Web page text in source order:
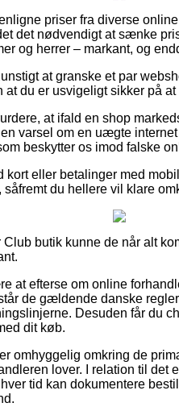
priser fra diverse
det nødvendigt at sænke
og herrer – markant, og
at granske et par
du er usvigeligt sikker på
at ifald en shop
varsel om en uægte
beskytter os imod falske
eller betalinger med
du hellere vil klare
butik kunne de når alt
at efterse om online
de gældende danske
Desuden får du
dit køb.
omhyggelig omkring de
lover. I relation til det
tid kan dokumentere